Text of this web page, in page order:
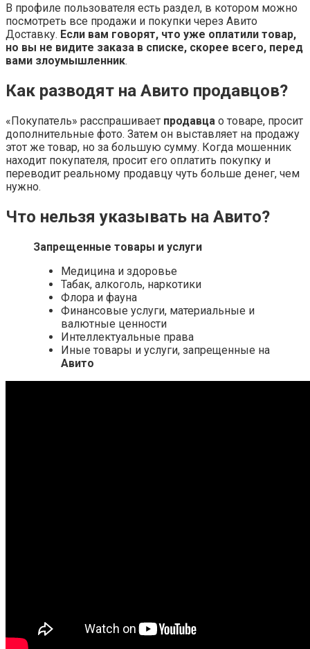
В профиле пользователя есть раздел, в котором можно
посмотреть все продажи и покупки через Авито
Доставку. Если вам говорят, что уже оплатили товар,
но вы не видите заказа в списке, скорее всего, перед
вами злоумышленник.
Как разводят на Авито продавцов?
«Покупатель» расспрашивает продавца о товаре, просит
дополнительные фото. Затем он выставляет на продажу
этот же товар, но за большую сумму. Когда мошенник
находит покупателя, просит его оплатить покупку и
переводит реальному продавцу чуть больше денег, чем
нужно.
Что нельзя указывать на Авито?
Запрещенные товары и услуги
Медицина и здоровье
Табак, алкоголь, наркотики
Флора и фауна
Финансовые услуги, материальные и
валютные ценности
Интеллектуальные права
Иные товары и услуги, запрещенные на
Авито